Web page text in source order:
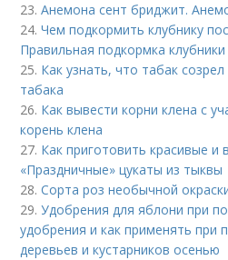
23.Анемона сент бриджит.
24.Чем подкормить клубнику
Правильная подкормка
25. Как узнать, что табак
табака
26. Как вывести корни клена с
корень клена
27. Как приготовить красивые и
«Праздничные» цукаты из тыквы
28.Сорта роз необычной
29.Удобрения для яблони при
удобрения и как применять при
деревьев и кустарников осенью